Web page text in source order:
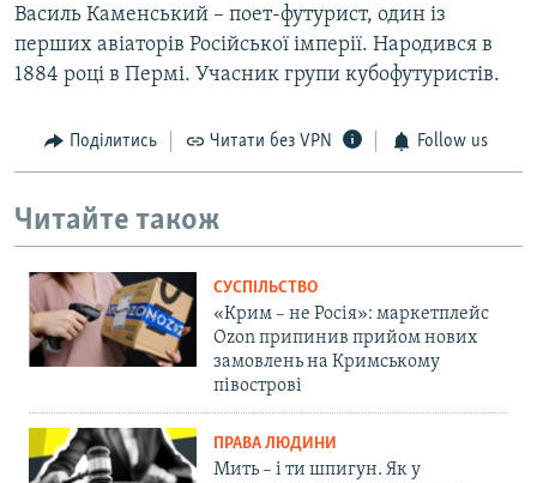
Василь Каменський – поет-футурист, один із
перших авіаторів Російської імперії. Народився в
1884 році в Пермі. Учасник групи кубофутуристів.
Поділитись Читати без VPN Follow us
Читайте також
СУСПІЛЬСТВО
«Крим – не Росія»: маркетплейс
Ozon припинив прийом нових
замовлень на Кримському
півострові
ПРАВА ЛЮДИНИ
Мить – і ти шпигун. Як у